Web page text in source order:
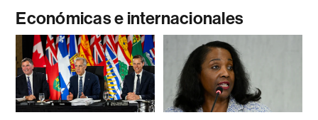
Económicas e internacionales